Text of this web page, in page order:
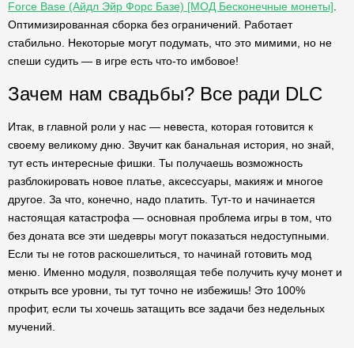
Force Base (Айдл Эйр Форс Базе) [МОД Бесконечные монеты]
Оптимизированная сборка без ограничений. Работает
стабильно. Некоторые могут подумать, что это мимими, но не
спеши судить — в игре есть что-то имбовое!
Зачем нам свадьбы? Все ради DLC
Итак, в главной роли у нас — невеста, которая готовится к
своему великому дню. Звучит как банальная история, но знай,
тут есть интересные фишки. Ты получаешь возможность
разблокировать новое платье, аксессуары, макияж и многое
другое. За что, конечно, надо платить. Тут-то и начинается
настоящая катастрофа — основная проблема игры в том, что
без доната все эти шедевры могут показаться недоступными.
Если ты не готов раскошелиться, то начинай готовить мод
меню. Именно модуля, позволящая тебе получить кучу монет и
открыть все уровни, ты тут точно не избежишь! Это 100%
профит, если ты хочешь затащить все задачи без недельных
мучений.